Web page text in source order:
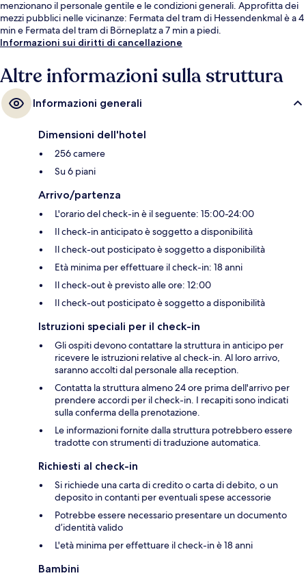
menzionano il personale gentile e le condizioni generali. Approfitta dei
mezzi pubblici nelle vicinanze: Fermata del tram di Hessendenkmal è a 4
min e Fermata del tram di Börneplatz a 7 min a piedi.
Informazioni sui diritti di cancellazione
Altre informazioni sulla struttura
Informazioni generali
Dimensioni dell'hotel
256 camere
Su 6 piani
Arrivo/partenza
L'orario del check-in è il seguente: 15:00-24:00
Il check-in anticipato è soggetto a disponibilità
Il check-out posticipato è soggetto a disponibilità
Età minima per effettuare il check-in: 18 anni
Il check-out è previsto alle ore: 12:00
Il check-out posticipato è soggetto a disponibilità
Istruzioni speciali per il check-in
Gli ospiti devono contattare la struttura in anticipo per
ricevere le istruzioni relative al check-in. Al loro arrivo,
saranno accolti dal personale alla reception.
Contatta la struttura almeno 24 ore prima dell'arrivo per
prendere accordi per il check-in. I recapiti sono indicati
sulla conferma della prenotazione.
Le informazioni fornite dalla struttura potrebbero essere
tradotte con strumenti di traduzione automatica.
Richiesti al check-in
Si richiede una carta di credito o carta di debito, o un
deposito in contanti per eventuali spese accessorie
Potrebbe essere necessario presentare un documento
d’identità valido
L'età minima per effettuare il check-in è 18 anni
Bambini